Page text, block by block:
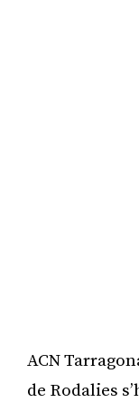
ACN
de Rodalies